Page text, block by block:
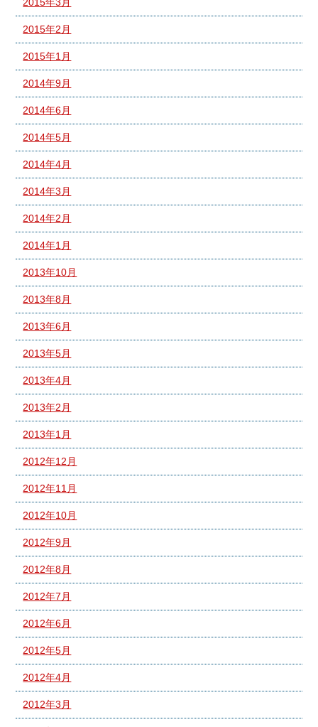
2015年2月
2015年1月
2014年9月
2014年6月
2014年5月
2014年4月
2014年3月
2014年2月
2014年1月
2013年10月
2013年8月
2013年6月
2013年5月
2013年4月
2013年2月
2013年1月
2012年12月
2012年11月
2012年10月
2012年9月
2012年8月
2012年7月
2012年6月
2012年5月
2012年4月
2012年3月